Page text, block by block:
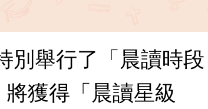
別舉行了「晨讀時段
獲得「晨讀星級